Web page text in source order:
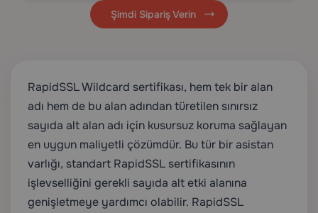
Şimdi Sipariş Verin
RapidSSL Wildcard sertifikası, hem tek bir alan
adı hem de bu alan adından türetilen sınırsız
sayıda alt alan adı için kusursuz koruma sağlayan
en uygun maliyetli çözümdür. Bu tür bir asistan
varlığı, standart RapidSSL sertifikasının
işlevselliğini gerekli sayıda alt etki alanına
genişletmeye yardımcı olabilir. RapidSSL